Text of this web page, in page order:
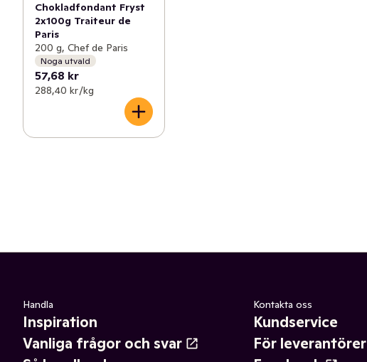
Chokladfondant Fryst
2x100g Traiteur de
Paris
200 g, Chef de Paris
Noga utvald
57,68 kr
288,40 kr /kg
Handla
Inspiration
Vanliga frågor och svar
Kontakta oss
Kundservice
För leverantörer